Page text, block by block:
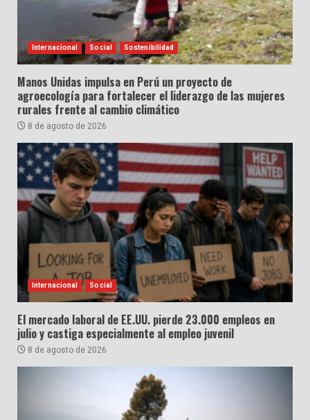
Internacional Social Sostenibilidad
Manos Unidas impulsa en Perú un proyecto de
agroecología para fortalecer el liderazgo de las mujeres
rurales frente al cambio climático
8 de agosto de 2026
Internacional Social
El mercado laboral de EE.UU. pierde 23.000 empleos en
julio y castiga especialmente al empleo juvenil
8 de agosto de 2026